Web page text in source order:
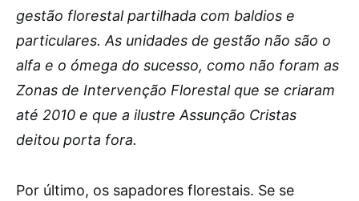
gestão florestal partilhada com baldios e
particulares. As unidades de gestão não são o
alfa e o ómega do sucesso, como não foram as
Zonas de Intervenção Florestal que se criaram
até 2010 e que a ilustre Assunção Cristas
deitou porta fora.
Por último, os sapadores florestais. Se se